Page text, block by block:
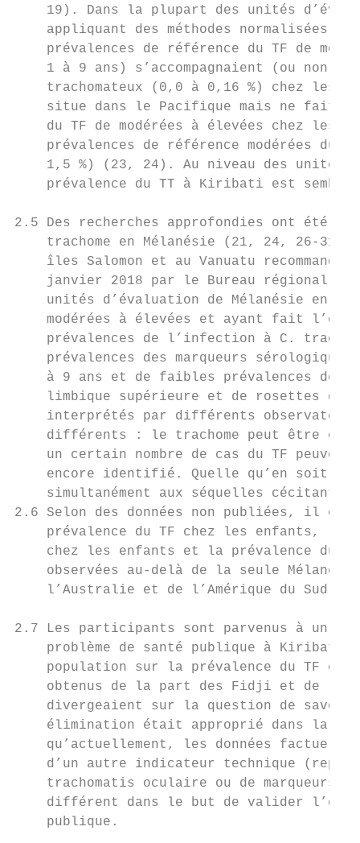
19). Dans la plupart des unités
appliquant des méthodes normalisées à
prévalences de référence du TF de
1 à 9 ans) s’accompagnaient (ou non)
trachomateux (0,0 à 0,16 %) chez les
situe dans le Pacifique mais ne fait
du TF de modérées à élevées chez les
prévalences de référence modérées du
1,5 %) (23, 24). Au niveau des unités
prévalence du TT à Kiribati est
2.5 Des recherches approfondies ont été
trachome en Mélanésie (21, 24, 26-31)
îles Salomon et au Vanuatu
janvier 2018 par le Bureau régional
unités d’évaluation de Mélanésie
modérées à élevées et ayant fait
prévalences de l’infection à C.
prévalences des marqueurs
à 9 ans et de faibles prévalences de
limbique supérieure et de rosettes
interprétés par différents
différents : le trachome peut être en
un certain nombre de cas du TF
encore identifié. Quelle qu’en soit
simultanément aux séquelles cécitants
2.6 Selon des données non publiées, il
prévalence du TF chez les enfants, la
chez les enfants et la prévalence du
observées au-delà de la seule
    l’Australie et de l’Amérique du Sud.
2.7 Les participants sont parvenus à un
problème de santé publique à Kiribati
population sur la prévalence du TF et
obtenus de la part des Fidji et de la
divergeaient sur la question de
élimination était approprié dans la
qu’actuellement, les données
d’un autre indicateur technique
trachomatis oculaire ou de marqueurs
différent dans le but de valider
    publique.